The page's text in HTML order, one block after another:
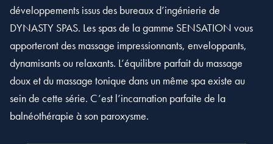
développements issus des bureaux d’ingénierie de
DYNASTY SPAS. Les spas de la gamme SENSATION vous
apporteront des massage impressionnants, enveloppants,
dynamisants ou relaxants. L’équilibre parfait du massage
doux et du massage tonique dans un même spa existe au
sein de cette série. C’est l’incarnation parfaite de la
balnéothérapie à son paroxysme.